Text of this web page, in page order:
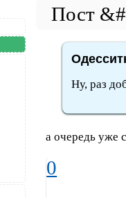
Ну, раз
а очередь уже
0